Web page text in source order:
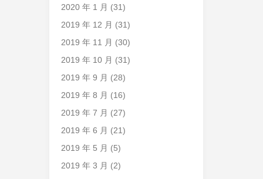
2020 年 1 月 (31)
2019 年 12 月 (31)
2019 年 11 月 (30)
2019 年 10 月 (31)
2019 年 9 月 (28)
2019 年 8 月 (16)
2019 年 7 月 (27)
2019 年 6 月 (21)
2019 年 5 月 (5)
2019 年 3 月 (2)